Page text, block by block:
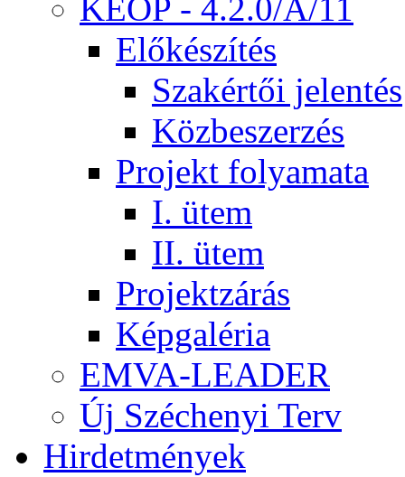
KEOP - 4.2.0/A/11
Előkészítés
Szakértői jelentés
Közbeszerzés
Projekt folyamata
I. ütem
II. ütem
Projektzárás
Képgaléria
EMVA-LEADER
Új Széchenyi Terv
Hirdetmények